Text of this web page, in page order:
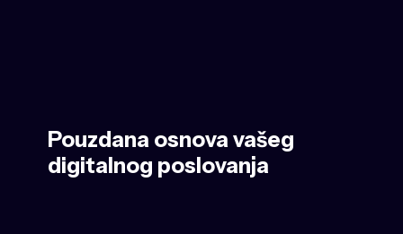
Pouzdana osnova vašeg
digitalnog poslovanja